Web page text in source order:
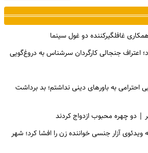
غافلگیرکننده دو غول سینما
اعتراف جنجالی کارگردان سرشناس به دروغ‌گویی
به باورهای دینی نداشتم؛ بد برداشت
| دو چهره محبوب ازدواج کردند
ویدئوی آزار جنسی خواننده زن را افشا کرد؛ شهر